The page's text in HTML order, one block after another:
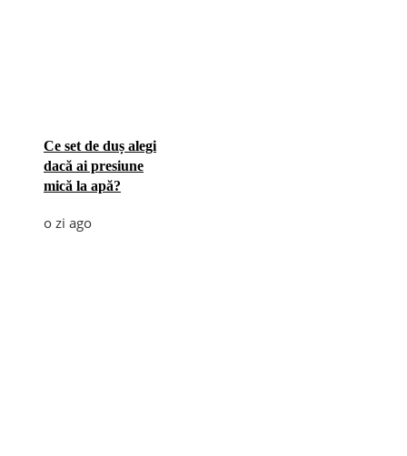
Ce set de duș alegi
dacă ai presiune
mică la apă?
o zi ago